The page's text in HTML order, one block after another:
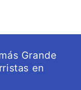
Grande
en